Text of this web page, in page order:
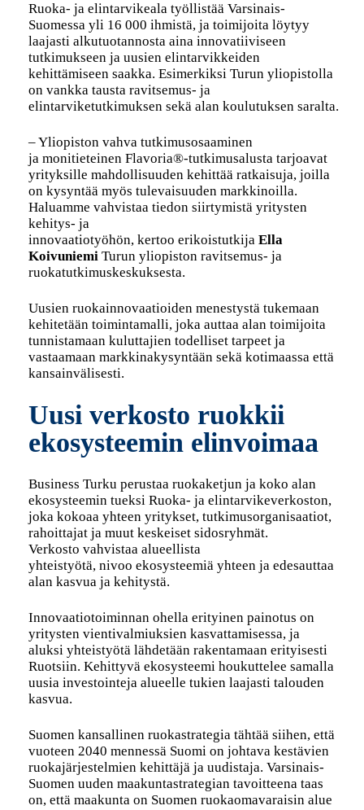
Ruoka- ja elintarvikeala työllistää Varsinais-
Suomessa yli 16 000 ihmistä, ja toimijoita löytyy
laajasti alkutuotannosta aina innovatiiviseen
tutkimukseen ja uusien elintarvikkeiden
kehittämiseen saakka. Esimerkiksi Turun yliopistolla
on vankka tausta ravitsemus- ja
elintarviketutkimuksen sekä alan koulutuksen saralta.
– Yliopiston vahva tutkimusosaaminen
ja monitieteinen Flavoria®-tutkimusalusta tarjoavat
yrityksille mahdollisuuden kehittää ratkaisuja, joilla
on kysyntää myös tulevaisuuden markkinoilla.
Haluamme vahvistaa tiedon siirtymistä yritysten
kehitys- ja
innovaatiotyöhön, kertoo erikoistutkija Ella
KoivuniemiTurun yliopiston ravitsemus- ja
ruokatutkimuskeskuksesta.
Uusien ruokainnovaatioiden menestystä tukemaan
kehitetään toimintamalli, joka auttaa alan toimijoita
tunnistamaan kuluttajien todelliset tarpeet ja
vastaamaan markkinakysyntään sekä kotimaassa että
kansainvälisesti.
Uusi verkosto ruokkii
ekosysteemin elinvoimaa
Business Turku perustaa ruokaketjun ja koko alan
ekosysteemin tueksi Ruoka- ja elintarvikeverkoston,
joka kokoaa yhteen yritykset, tutkimusorganisaatiot,
rahoittajat ja muut keskeiset sidosryhmät.
Verkosto vahvistaa alueellista
yhteistyötä, nivoo ekosysteemiä yhteen ja edesauttaa
alan kasvua ja kehitystä.
Innovaatiotoiminnan ohella erityinen painotus on
yritysten vientivalmiuksien kasvattamisessa, ja
aluksi yhteistyötä lähdetään rakentamaan erityisesti
Ruotsiin. Kehittyvä ekosysteemi houkuttelee samalla
uusia investointeja alueelle tukien laajasti talouden
kasvua.
Suomen kansallinen ruokastrategia tähtää siihen, että
vuoteen 2040 mennessä Suomi on johtava kestävien
ruokajärjestelmien kehittäjä ja uudistaja. Varsinais-
Suomen uuden maakuntastrategian tavoitteena taas
on, että maakunta on Suomen ruokaomavaraisin alue